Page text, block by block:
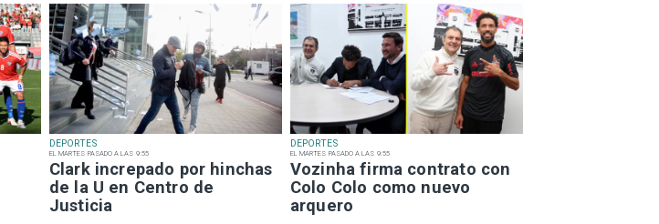
DEPORTES
EL MARTES PASADO A LAS 9:55
Clark increpado por hinchas
de la U en Centro de
Justicia
DEPORTES
EL MARTES PASADO A LAS 9:55
Vozinha firma contrato con
Colo Colo como nuevo
arquero